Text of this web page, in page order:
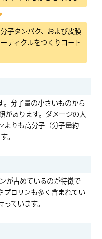
子タンパク、および皮膜
ティクルをつくりコート
分子量の小さいものから
があります。ダメージの大
よりも高分子（分子量約
。
が占めているのが特徴で
プロリンも多く含まれてい
ています。